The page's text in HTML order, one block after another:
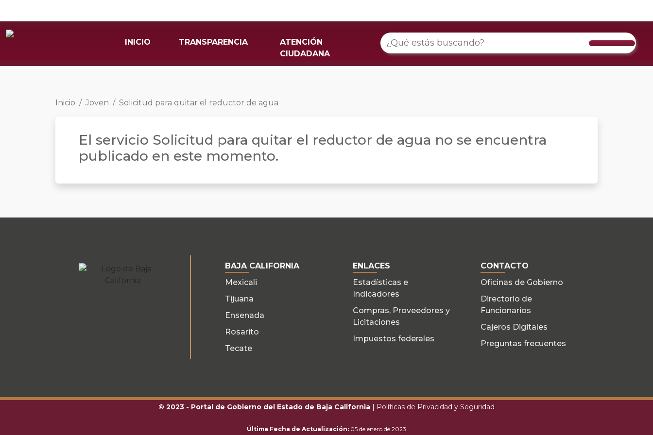
INICIO TRANSPARENCIA
ATENCIÓN
CIUDADANA
Inicio Joven Solicitud para quitar el reductor de agua
El servicio Solicitud para quitar el reductor de agua no se encuentra
publicado en este momento.
BAJA CALIFORNIA
Mexicali
Tijuana
Ensenada
Rosarito
Tecate
ENLACES
Estadísticas e
Indicadores
Compras, Proveedores y
Licitaciones
Impuestos federales
CONTACTO
Oficinas de Gobierno
Directorio de
Funcionarios
Cajeros Digitales
Preguntas frecuentes
© 2023 - Portal de Gobierno del Estado de Baja California | Políticas de Privacidad y Seguridad
Última Fecha de Actualización: 05 de enero de 2023